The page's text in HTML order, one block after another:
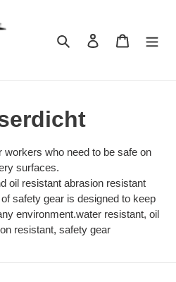
Suchen Einloggen
who need to be safe on
surfaces.
oil resistant abrasion resistant
safety gear is designed to keep
environment.water resistant, oil
resistant, safety gear